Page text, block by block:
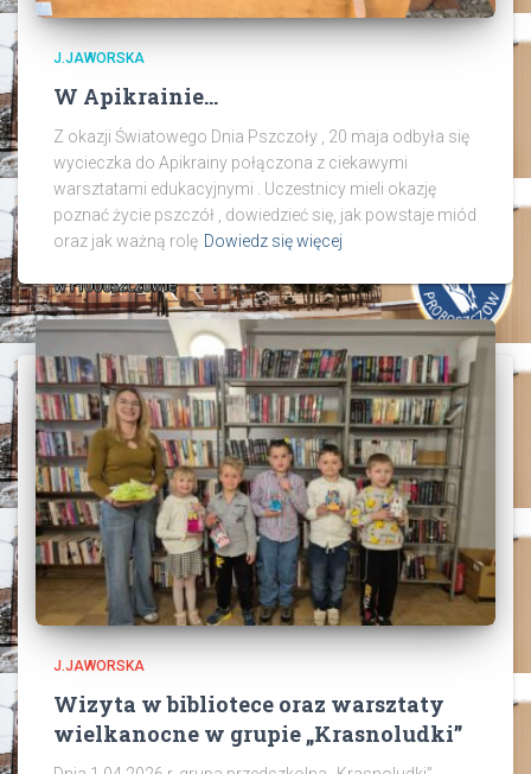
J.JAWORSKA
W Apikrainie…
Z okazji Światowego Dnia Pszczoły , 20 maja odbyła się
wycieczka do Apikrainy połączona z ciekawymi
warsztatami edukacyjnymi . Uczestnicy mieli okazję
poznać życie pszczół , dowiedzieć się, jak powstaje miód
oraz jak ważną rolę Dowiedz się więcej
J.JAWORSKA
Wizyta w bibliotece oraz warsztaty
wielkanocne w grupie „Krasnoludki”